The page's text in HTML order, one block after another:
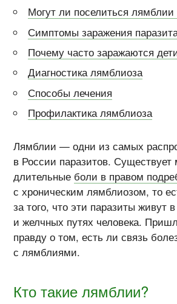
Могут ли поселиться лямблии
Симптомы заражения
Почему часто заражаются
Диагностика лямблиоза
Способы лечения
Профилактика лямблиоза
Лямблии — одни из самых
в России паразитов.
длительные боли в правом
с хроническим лямблиозом, то
за того, что эти паразиты живут
и желчных путях человека.
правду о том, есть ли связь
с лямблиями.
Кто такие лямблии?